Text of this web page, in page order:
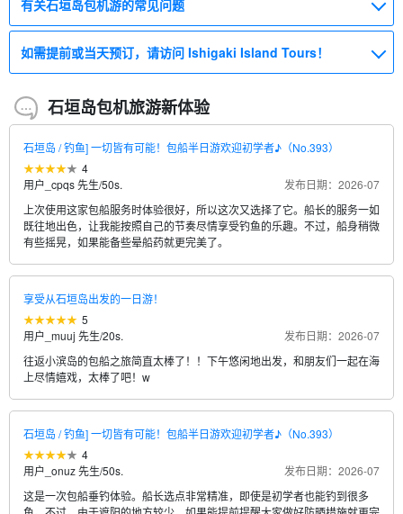
有关石垣岛包机游的常见问题
如需提前或当天预订，请访问 Ishigaki Island Tours！
石垣岛包机旅游新体验
石垣岛 / 钓鱼] 一切皆有可能！包船半日游欢迎初学者♪（No.393）
4
用户_cpqs 先生/50s.
发布日期：2026-07
上次使用这家包船服务时体验很好，所以这次又选择了它。船长的服务一如
既往地出色，让我能按照自己的节奏尽情享受钓鱼的乐趣。不过，船身稍微
有些摇晃，如果能备些晕船药就更完美了。
享受从石垣岛出发的一日游！
5
用户_muuj 先生/20s.
发布日期：2026-07
往返小滨岛的包船之旅简直太棒了！！下午悠闲地出发，和朋友们一起在海
上尽情嬉戏，太棒了吧！w
石垣岛 / 钓鱼] 一切皆有可能！包船半日游欢迎初学者♪（No.393）
4
用户_onuz 先生/50s.
发布日期：2026-07
这是一次包船垂钓体验。船长选点非常精准，即使是初学者也能钓到很多